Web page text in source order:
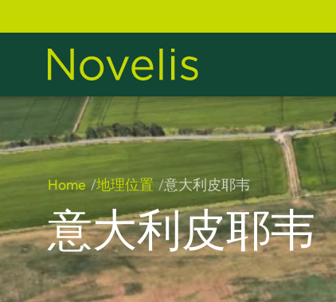
Home 地理位置 意大利皮耶韦
意大利皮耶韦